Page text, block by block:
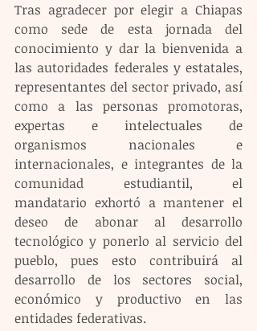
Tras agradecer por elegir a Chiapas
como sede de esta jornada del
conocimiento y dar la bienvenida a
las autoridades federales y estatales,
representantes del sector privado, así
como a las personas promotoras,
expertas e intelectuales de
organismos nacionales e
internacionales, e integrantes de la
comunidad estudiantil, el
mandatario exhortó a mantener el
deseo de abonar al desarrollo
tecnológico y ponerlo al servicio del
pueblo, pues esto contribuirá al
desarrollo de los sectores social,
económico y productivo en las
entidades federativas.